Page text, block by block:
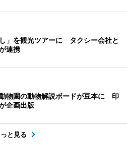
し」を観光ツアーに タクシー会社と
連携
物園の動物解説ボードが豆本に 印
企画出版
と見る